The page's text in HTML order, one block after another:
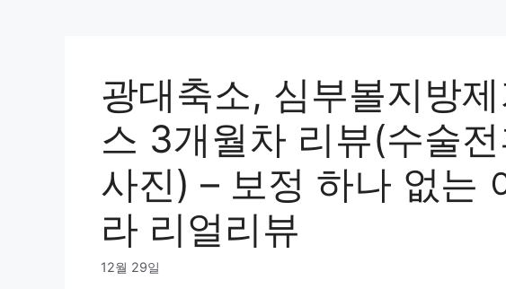
광대축소, 심부볼지방
스 3개월차 리뷰(수술
사진) – 보정 하나 없는
라 리얼리뷰
12월 29일